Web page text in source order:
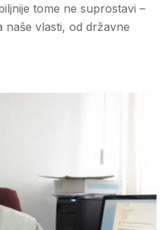
tome ne suprostavi –
naše vlasti, od državne